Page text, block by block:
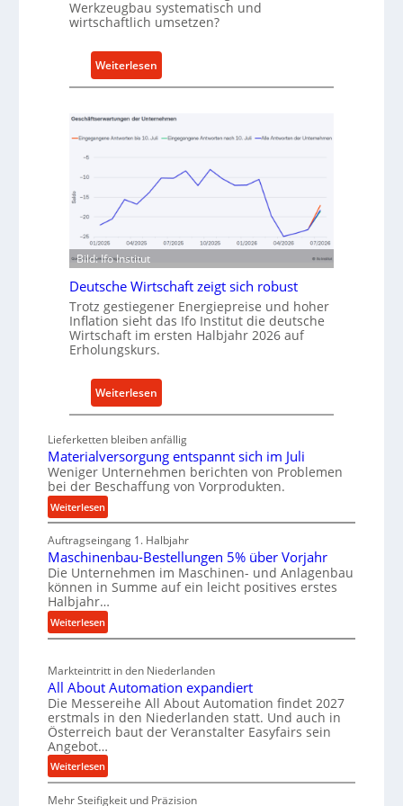
t
A
k
a
f
v
n
u
s
t
r
i
E
r
a
t
z
i
l
e
n
Werkzeugbau systematisch und
wirtschaftlich umsetzen?
Weiterlesen:
M
t
h
d
ü
r
n
a
c
a
l
i
g
e
W
r
k
z
e
a
u
p
r
e
s
Bild: Ifo Institut
Deutsche Wirtschaft zeigt sich robust
Trotz gestiegener Energiepreise und hoher
Inflation sieht das Ifo Institut die deutsche
Wirtschaft im ersten Halbjahr 2026 auf
Erholungskurs.
Weiterlesen:
D
u
t
s
h
e
W
s
h
a
f
t
i
Lieferketten bleiben anfällig
Materialversorgung entspannt sich im Juli
Weniger Unternehmen berichten von Problemen
bei der Beschaffung von Vorprodukten.
Weiterlesen:
M
a
t
e
r
i
a
l
e
r
s
o
g
u
n
Auftragseingang 1. Halbjahr
Maschinenbau-Bestellungen 5% über Vorjahr
Die Unternehmen im Maschinen- und Anlagenbau
können in Summe auf ein leicht positives erstes
Halbjahr…
Weiterlesen:
M
s
c
h
i
n
e
n
Markteintritt in den Niederlanden
All About Automation expandiert
Die Messereihe All About Automation findet 2027
erstmals in den Niederlanden statt. Und auch in
Österreich baut der Veranstalter Easyfairs sein
Angebot…
Weiterlesen:
A
l
Mehr Steifigkeit und Präzision